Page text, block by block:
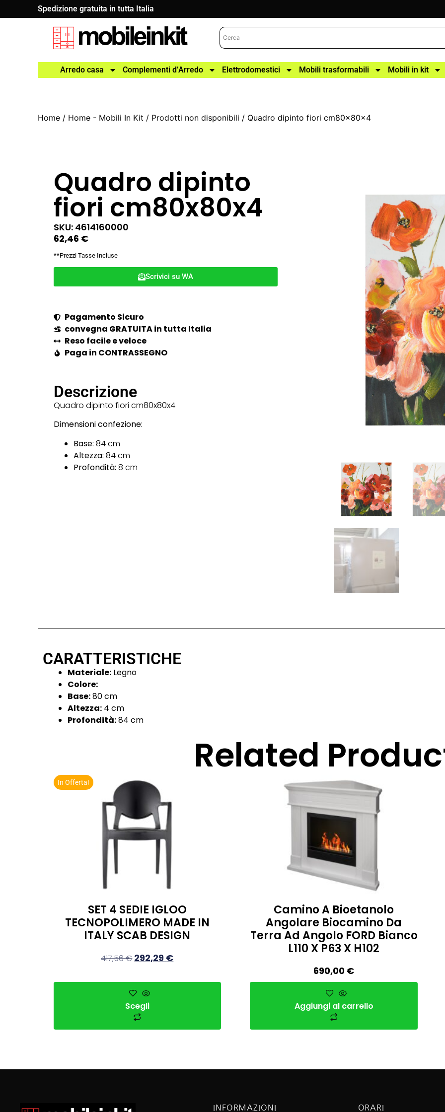
Spedizione gratuita in tutta Italia
Arredo casa Complementi d’Arredo Elettrodomestici Mobili trasformabili Mobili in kit
Home / Home - Mobili In Kit / Prodotti non disponibili / Quadro dipinto fiori cm80x80x4
Quadro dipinto
fiori cm80x80x4
SKU: 4614160000
62,46 €
**Prezzi Tasse Incluse
Scrivici su WA
Pagamento Sicuro
convegna GRATUITA in tutta Italia
Reso facile e veloce
Paga in CONTRASSEGNO
Descrizione
Quadro dipinto fiori cm80x80x4
Dimensioni confezione:
Base: 84 cm
Altezza: 84 cm
Profondità: 8 cm
CARATTERISTICHE
Materiale: Legno
Colore:
Base:80 cm
Altezza: 4 cm
Profondità:84 cm
Related
In Offerta!
SET 4 SEDIE IGLOO
TECNOPOLIMERO MADE IN
ITALY SCAB DESIGN
417,56€ 292,29 €
Scegli
Camino A Bioetanolo
Angolare Biocamino Da
Terra Ad Angolo FORD Bianco
L110 X P63 X H102
690,00 €
Aggiungi al carrello
INFORMAZIONI ORARI